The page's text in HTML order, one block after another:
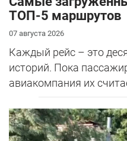
ТОП-5 маршрутов
07 августа 2026
Каждый рейс – это
историй. Пока
авиакомпания их